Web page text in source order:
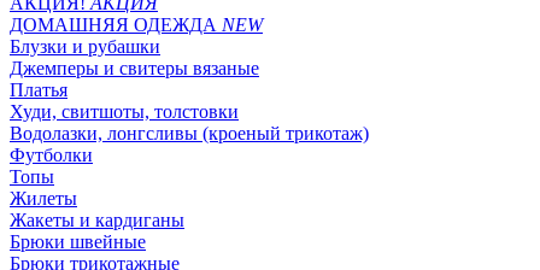
ДОМАШНЯЯ ОДЕЖДА NEW
Блузки и рубашки
Джемперы и свитеры вязаные
Платья
Худи, свитшоты, толстовки
Водолазки, лонгсливы (кроеный трикотаж)
Футболки
Топы
Жилеты
Жакеты и кардиганы
Брюки швейные
Брюки трикотажные